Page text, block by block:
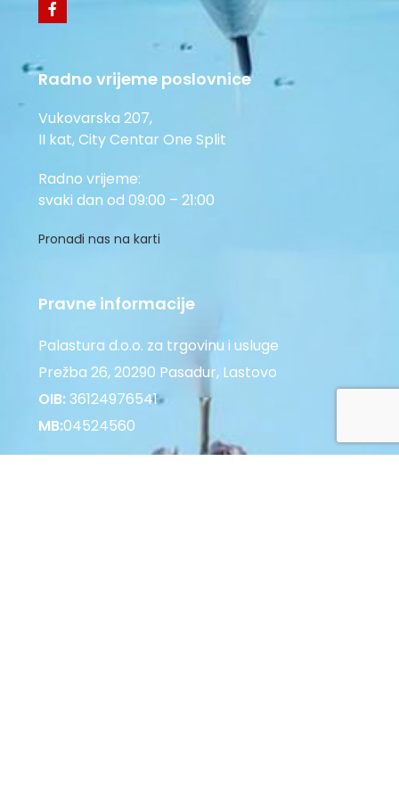
Radno vrijeme poslovnice
Vukovarska 207,
II kat, City Centar One Split
Radno vrijeme:
svaki dan od 09:00 – 21:00
Pronađi nas na karti
Pravne informacije
Palastura d.o.o. za trgovinu i usluge
Prežba 26, 20290 Pasadur, Lastovo
OIB:36124976541
MB:04524560